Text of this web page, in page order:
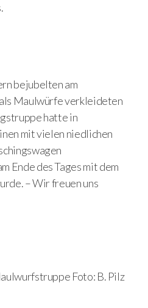
bejubelten am
Maulwürfe verkleideten
hatte in
mit vielen niedlichen
Ende des Tages mit dem
– Wir freuen uns
Foto: B. Pilz